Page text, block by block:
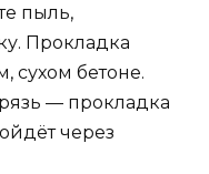
пыль,
Прокладка
сухом бетоне.
— прокладка
через